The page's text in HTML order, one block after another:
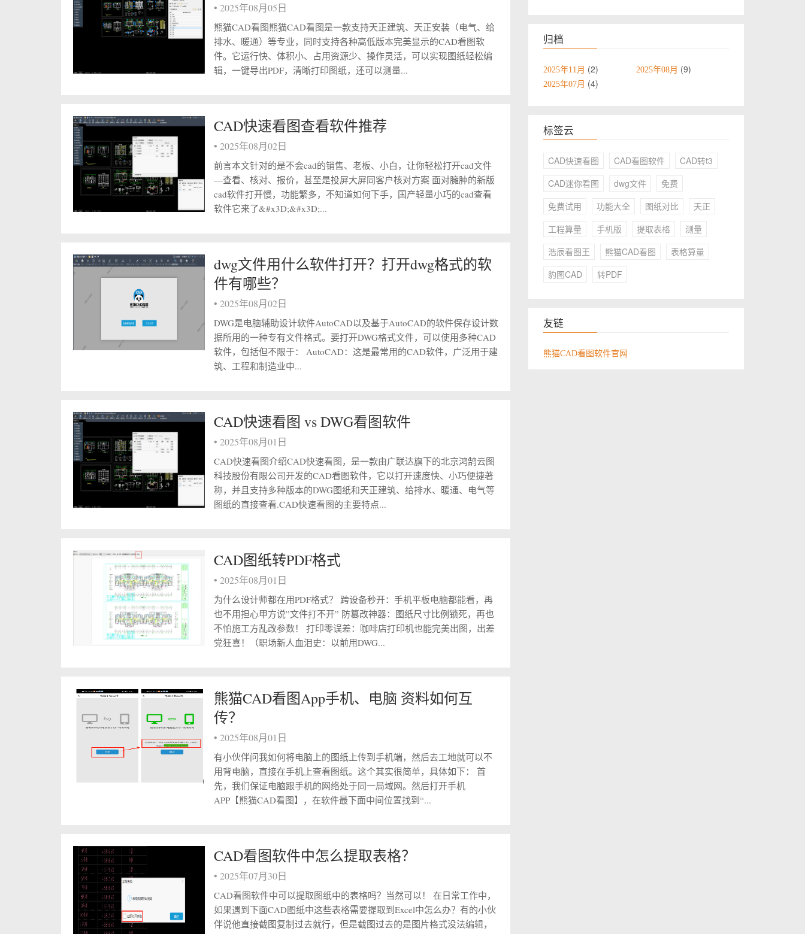
• 2025年08月05日
熊猫CAD看图熊猫CAD看图是一款支持天正建筑、天正安装（电气、给
排水、暖通）等专业，同时支持各种高低版本完美显示的CAD看图软
件。它运行快、体积小、占用资源少、操作灵活，可以实现图纸轻松编
辑，一键导出PDF，清晰打印图纸，还可以测量...
CAD快速看图查看软件推荐
• 2025年08月02日
前言本文针对的是不会cad的销售、老板、小白，让你轻松打开cad文件
—查看、核对、报价，甚至是投屏大屏同客户核对方案 面对臃肿的新版
cad软件打开慢，功能繁多，不知道如何下手，国产轻量小巧的cad查看
软件它来了&#x3D;&#x3D;...
dwg文件用什么软件打开？打开dwg格式的软
件有哪些？
• 2025年08月02日
DWG是电脑辅助设计软件AutoCAD以及基于AutoCAD的软件保存设计数
据所用的一种专有文件格式。要打开DWG格式文件，可以使用多种CAD
软件，包括但不限于： AutoCAD：这是最常用的CAD软件，广泛用于建
筑、工程和制造业中...
CAD快速看图 vs DWG看图软件
• 2025年08月01日
CAD快速看图介绍CAD快速看图，是一款由广联达旗下的北京鸿鹄云图
科技股份有限公司开发的CAD看图软件，它以打开速度快、小巧便捷著
称，并且支持多种版本的DWG图纸和天正建筑、给排水、暖通、电气等
图纸的直接查看.CAD快速看图的主要特点...
CAD图纸转PDF格式
• 2025年08月01日
为什么设计师都在用PDF格式？ 跨设备秒开：手机平板电脑都能看，再
也不用担心甲方说”文件打不开” 防篡改神器：图纸尺寸比例锁死，再也
不怕施工方乱改参数！ 打印零误差：咖啡店打印机也能完美出图，出差
党狂喜！（职场新人血泪史：以前用DWG...
熊猫CAD看图App手机、电脑 资料如何互
传？
• 2025年08月01日
有小伙伴问我如何将电脑上的图纸上传到手机端，然后去工地就可以不
用背电脑，直接在手机上查看图纸。这个其实很简单，具体如下： 首
先，我们保证电脑跟手机的网络处于同一局域网。然后打开手机
APP【熊猫CAD看图】，在软件最下面中间位置找到“...
CAD看图软件中怎么提取表格？
• 2025年07月30日
CAD看图软件中可以提取图纸中的表格吗？当然可以！ 在日常工作中，
如果遇到下面CAD图纸中这些表格需要提取到Excel中怎么办？有的小伙
伴说他直接截图复制过去就行，但是截图过去的是图片格式没法编辑，
归档
2025年11月 2 2025年08月 9
2025年07月 4
标签云
CAD快速看图 CAD看图软件
CAD转t3
CAD迷你看图
dwg文件
免费
免费试用
功能大全 图纸对比
天正
工程算量
手机版 提取表格
测量
浩辰看图王
熊猫CAD看图
表格算量
豹图CAD
转PDF
友链
熊猫CAD看图软件官网